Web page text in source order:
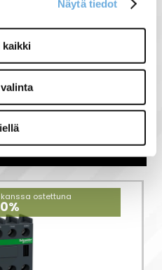
Näytä tiedot
kaikki
tuotteet
ostettuna